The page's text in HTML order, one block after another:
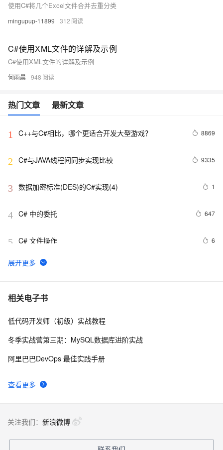
使用C#将几个Excel文件合并去重分类
mingupup-11899 312
C#使用XML文件的详解及示例
C#使用XML文件的详解及示例
何雨晨 948
热门文章 最新文章
1 C++与C#相比，哪个更适合开发大型游戏？ 8869
2 C#与JAVA线程间同步实现比较 9335
3 数据加密标准(DES)的C#实现(4) 1
4 C# 中的委托 647
5 C# 文件操作 6
6 VB.NET 中的ref　和C#中的ref　格式区别
7 [毕业生的商业软件开发之路]C#类型成员样式
8 Win8Metro(C#)数字图像处理--2.29图像除法运算
相关电子书
查看更多
低代码开发师（初级）实战教程
冬季实战营第三期：MySQL数据库进阶实战
阿里巴巴DevOps 最佳实践手册
关注我们： 新浪微博